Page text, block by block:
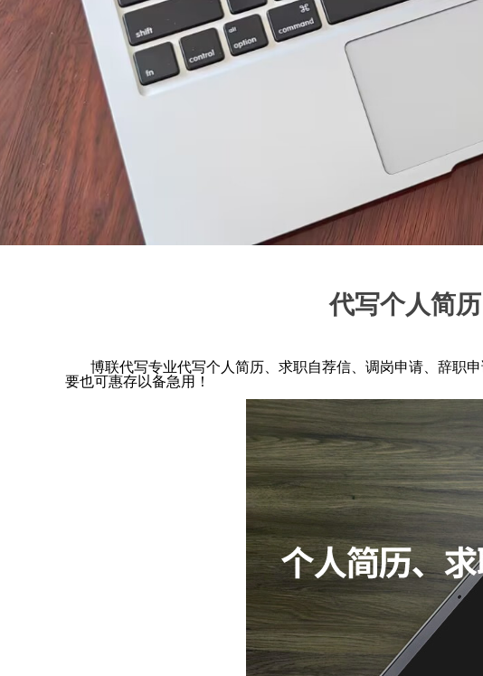
代写个人简
博联代写专业代写个人简历、求职自荐信、调岗申请、辞职申
要也可惠存以备急用！